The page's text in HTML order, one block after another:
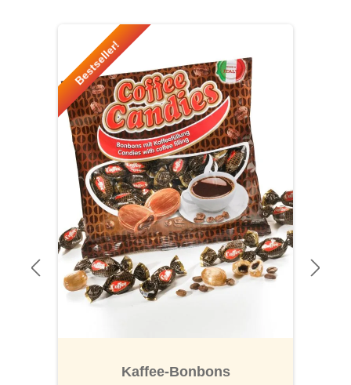
Produktgalerie überspringen
Bestseller!
Kaffee-Bonbons